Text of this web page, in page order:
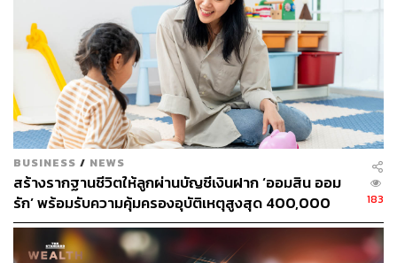
หนี้ไม่ดี คือ การกู้ยืมเพื่อการบริโภคที่ไม่ได้สร้างรายได้หรือ
มูลค่าเพิ่ม เช่น การใช้บัตรเครดิตเพื่อซื้อของฟุ่มเฟือยที่ไม่
จำเป็น หรือการกู้เงินเพื่อท่องเที่ยว ซึ่งหนี้ประเภทนี้จะนำไปสู่
ภาระหนี้สินที่เพิ่มขึ้นโดยไม่มีผลตอบแทนกลับมา
4. ศึกษาเงื่อนไขและ “อัตราดอกเบี้ย” ให้ละเอียด
อัตราดอกเบี้ยคือค่าใช้จ่ายที่เราต้องจ่ายเพิ่มเติมนอกเหนือ
จากเงินต้น เป็นส่วนสำคัญที่ต้องทำความเข้าใจให้ดี
BUSINESS / NEWS
สร้างรากฐานชีวิตให้ลูกผ่านบัญชีเงินฝาก ‘ออมสิน ออม
รัก’ พร้อมรับความคุ้มครองอุบัติเหตุสูงสุด 400,000
บาท ดอกเบี้ยรับเต็ม ไม่เสียภาษี [Advertorial]
183